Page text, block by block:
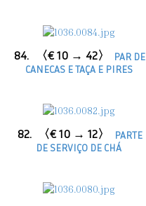
84. 〈€ 10 → 42〉
PAR DE
CANECAS E TAÇA E PIRES
82. 〈€ 10 → 12〉
PARTE
DE SERVIÇO DE CHÁ